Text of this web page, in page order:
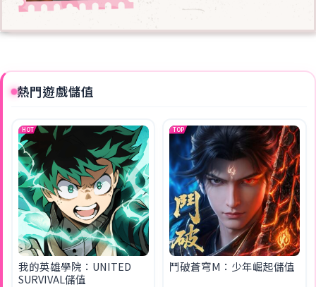
熱門遊戲儲值
HOT
我的英雄學院：UNITED
SURVIVAL儲值
TOP
鬥破蒼穹M：少年崛起儲值